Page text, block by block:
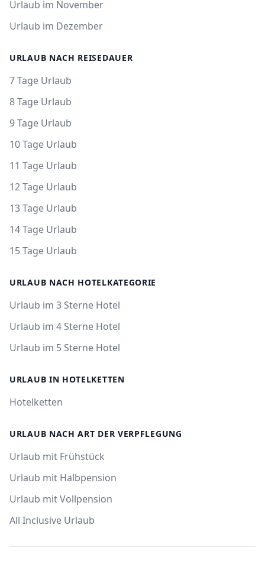
Urlaub im November
Urlaub im Dezember
URLAUB NACH REISEDAUER
7 Tage Urlaub
8 Tage Urlaub
9 Tage Urlaub
10 Tage Urlaub
11 Tage Urlaub
12 Tage Urlaub
13 Tage Urlaub
14 Tage Urlaub
15 Tage Urlaub
URLAUB NACH HOTELKATEGORIE
Urlaub im 3 Sterne Hotel
Urlaub im 4 Sterne Hotel
Urlaub im 5 Sterne Hotel
URLAUB IN HOTELKETTEN
Hotelketten
URLAUB NACH ART DER VERPFLEGUNG
Urlaub mit Frühstück
Urlaub mit Halbpension
Urlaub mit Vollpension
All Inclusive Urlaub